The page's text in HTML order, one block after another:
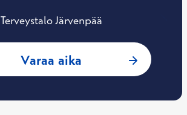
Terveystalo Järvenpää
Varaa aika : Helmi